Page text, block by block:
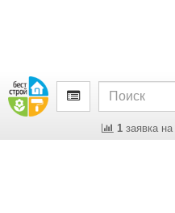
1заявка на